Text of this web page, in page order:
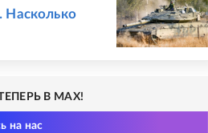
Насколько
В MAX!
на нас